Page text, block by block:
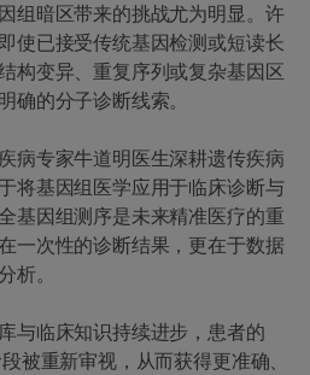
组暗区带来的挑战尤为明显。许
使已接受传统基因检测或短读长
构变异、重复序列或复杂基因区
确的分子诊断线索。
病专家牛道明医生深耕遗传疾病
将基因组医学应用于临床诊断与
基因组测序是未来精准医疗的重
一次性的诊断结果，更在于数据
析。
与临床知识持续进步，患者的
被重新审视，从而获得更准确、